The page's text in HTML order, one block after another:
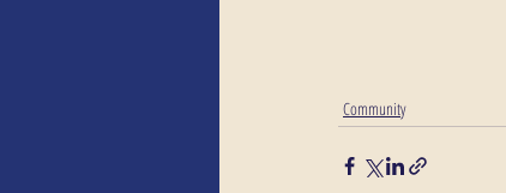
Community